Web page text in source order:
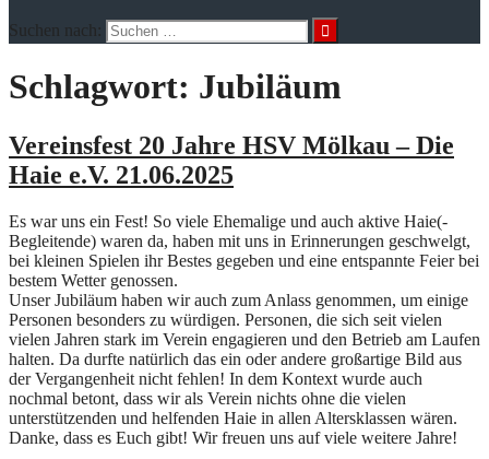
Suchen nach:
Schlagwort: Jubiläum
Vereinsfest 20 Jahre HSV Mölkau – Die
Haie e.V. 21.06.2025
Es war uns ein Fest! So viele Ehemalige und auch aktive Haie(-
Begleitende) waren da, haben mit uns in Erinnerungen geschwelgt,
bei kleinen Spielen ihr Bestes gegeben und eine entspannte Feier bei
bestem Wetter genossen.
Unser Jubiläum haben wir auch zum Anlass genommen, um einige
Personen besonders zu würdigen. Personen, die sich seit vielen
vielen Jahren stark im Verein engagieren und den Betrieb am Laufen
halten. Da durfte natürlich das ein oder andere großartige Bild aus
der Vergangenheit nicht fehlen! In dem Kontext wurde auch
nochmal betont, dass wir als Verein nichts ohne die vielen
unterstützenden und helfenden Haie in allen Altersklassen wären.
Danke, dass es Euch gibt! Wir freuen uns auf viele weitere Jahre!